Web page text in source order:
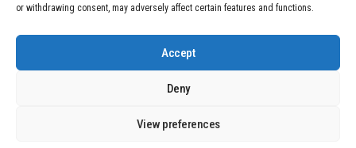
or withdrawing consent, may adversely affect certain features and functions.
Accept
Deny
View preferences